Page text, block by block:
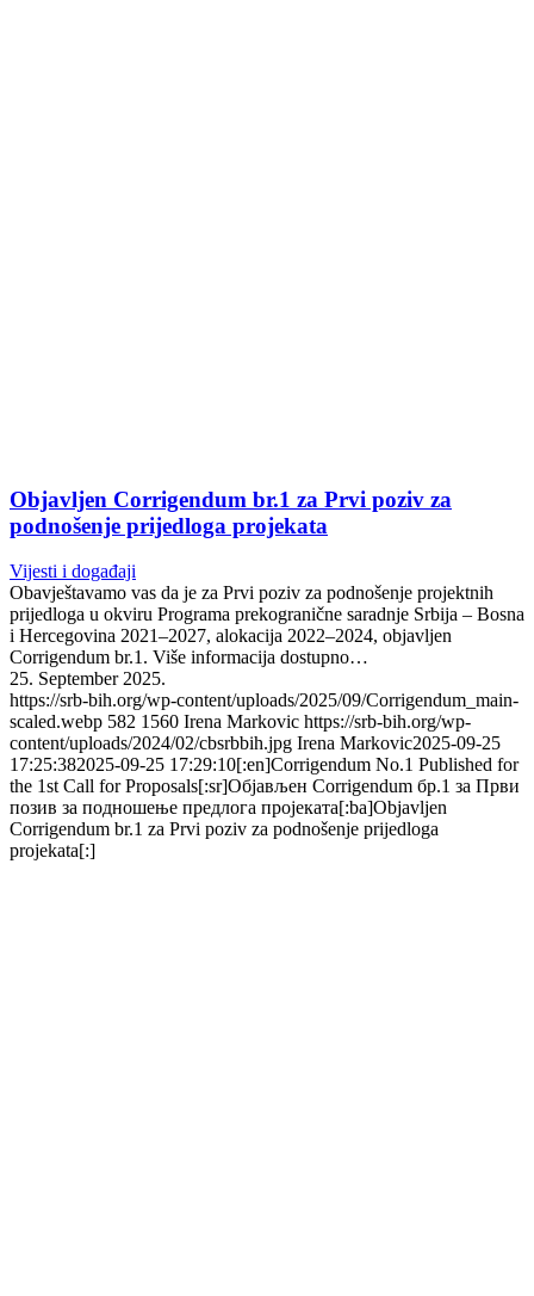
Objavljen Corrigendum br.1 za Prvi poziv za
podnošenje prijedloga projekata
Vijesti i događaji
Obavještavamo vas da je za Prvi poziv za podnošenje projektnih
prijedloga u okviru Programa prekogranične saradnje Srbija – Bosna
i Hercegovina 2021–2027, alokacija 2022–2024, objavljen
Corrigendum br.1. Više informacija dostupno…
25. September 2025.
https://srb-bih.org/wp-content/uploads/2025/09/Corrigendum_main-
scaled.webp 582 1560 Irena Markovic https://srb-bih.org/wp-
content/uploads/2024/02/cbsrbbih.jpg Irena Markovic2025-09-25
17:25:382025-09-25 17:29:10[:en]Corrigendum No.1 Published for
the 1st Call for Proposals[:sr]Објављен Corrigendum бр.1 за Први
позив за подношење предлога пројеката[:ba]Objavljen
Corrigendum br.1 za Prvi poziv za podnošenje prijedloga
projekata[:]